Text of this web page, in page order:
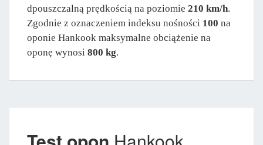
dpouszczalną prędkością na poziomie 210 km/h.
Zgodnie z oznaczeniem indeksu nośności 100 na
oponie Hankook maksymalne obciążenie na
oponę wynosi 800 kg.